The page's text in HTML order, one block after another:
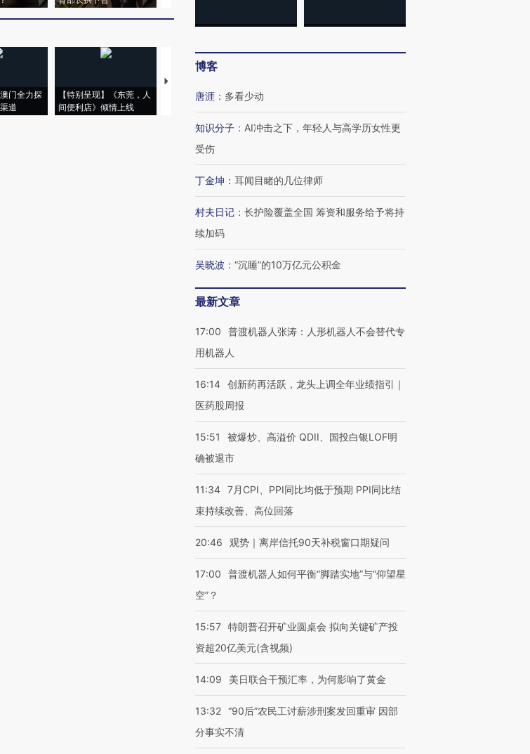
门全力探
道
【特别呈现】《东莞，人
间便利店》倾情上线
【推广】走进第四届链博
会，让数智科技“链”接产
博客
唐涯 ： 多看少动
知识分子 ： AI冲击之下，年轻人与高学历女性更
受伤
丁金坤 ： 耳闻目睹的几位律师
村夫日记 ： 长护险覆盖全国 筹资和服务给予将持
续加码
吴晓波 ： “沉睡”的10万亿元公积金
最新文章
17:00
普渡机器人张涛：人形机器人不会替代专
用机器人
16:14 创新药再活跃，龙头上调全年业绩指引｜
医药股周报
15:51
被爆炒、高溢价 QDII、国投白银LOF明
确被退市
11:34 7月CPI、PPI同比均低于预期 PPI同比结
束持续改善、高位回落
20:46 观势｜离岸信托90天补税窗口期疑问
17:00
普渡机器人如何平衡“脚踏实地”与“仰望星
空”？
15:57 特朗普召开矿业圆桌会 拟向关键矿产投
资超20亿美元(含视频)
14:09 美日联合干预汇率，为何影响了黄金
13:32 “90后”农民工讨薪涉刑案发回重审 因部
分事实不清